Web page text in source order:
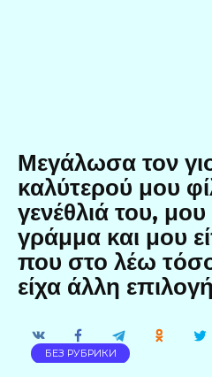
Μεγάλωσα τον
καλύτερού μου
γενέθλιά του,
γράμμα και μου
που στο λέω
είχα άλλη
БЕЗ РУБРИКИ